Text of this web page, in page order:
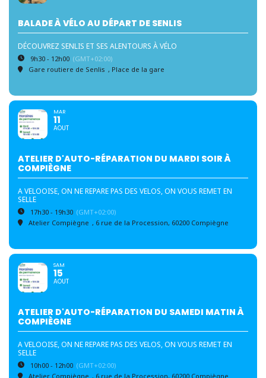
BALADE À VÉLO AU DÉPART DE SENLIS
DÉCOUVREZ SENLIS ET SES ALENTOURS À VÉLO
9h30 - 12h00 (GMT+02:00)
Gare routiere de Senlis , Place de la gare
MAR
11
AOUT
ATELIER D'AUTO-RÉPARATION DU MARDI SOIR À
COMPIÈGNE
A VELOOISE, ON NE REPARE PAS DES VELOS, ON VOUS REMET EN
SELLE
17h30 - 19h30 (GMT+02:00)
Atelier Compiègne , 6 rue de la Procession, 60200 Compiègne
SAM
15
AOUT
ATELIER D'AUTO-RÉPARATION DU SAMEDI MATIN À
COMPIÈGNE
A VELOOISE, ON NE REPARE PAS DES VELOS, ON VOUS REMET EN
SELLE
10h00 - 12h00 (GMT+02:00)
Atelier Compiègne , 6 rue de la Procession, 60200 Compiègne